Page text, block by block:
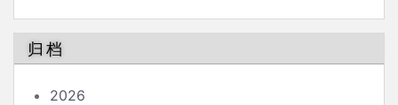
归档
2026